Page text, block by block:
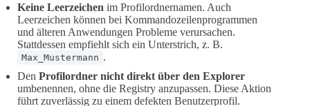
Keine Leerzeichen im Profilordnernamen. Auch
Leerzeichen können bei Kommandozeilenprogrammen
und älteren Anwendungen Probleme verursachen.
Stattdessen empfiehlt sich ein Unterstrich, z. B.
Max_Mustermann .
Den Profilordner nicht direkt über den Explorer
umbenennen, ohne die Registry anzupassen. Diese Aktion
führt zuverlässig zu einem defekten Benutzerprofil.